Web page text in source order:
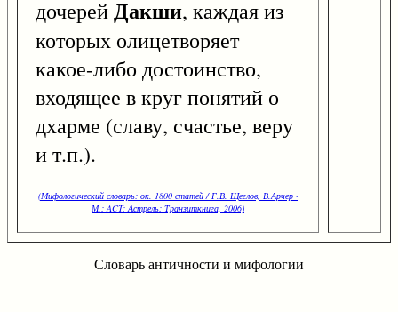
дочерейДакши, каждая из
которых олицетворяет
какое-либо достоинство,
входящее в круг понятий о
дхарме (славу, счастье, веру
и т.п.).
(Мифологический словарь: ок. 1800 статей / Г.В. Щеглов, В.Арчер -
М.: ACT: Астрель: Транзиткнига, 2006)
Словарь античности и мифологии